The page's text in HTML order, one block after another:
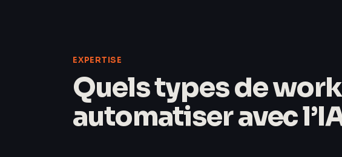
EXPERTISE
Quels types de
automatiser avec